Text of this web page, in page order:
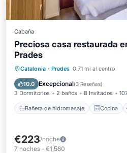
Cabaña
Preciosa casa restaurada
Prades
Catalonia · Prades 0.71 mi al centro
10.0 Excepcional(3 Reseñas)
3 Dormitorios 2 baños 8 Invitados
Bañera de hidromasaje Cocina
Bañera de hidromasaje
Aire acondicionado
€223/noche
7 noches - €1,560